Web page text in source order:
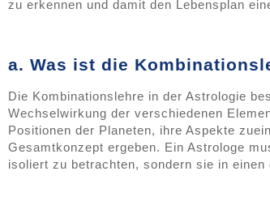
zu erkennen und damit den Lebensplan
a. Was ist die
Die Kombinationslehre in der Astrologie
Wechselwirkung der verschiedenen
Positionen der Planeten, ihre Aspekte
Gesamtkonzept ergeben. Ein Astrologe
isoliert zu betrachten, sondern sie in